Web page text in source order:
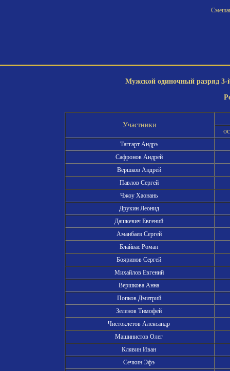
Мужской одиночный разряд 3-
Участники
Таггарт Андрэ
Сафронов Андрей
Вершков Андрей
Павлов Сергей
Чжоу Хаонань
Друкин Леонид
Дашкевич Евгений
Аманбаев Сергей
Блайвас Роман
Бояринов Сергей
Михайлов Евгений
Вершкова Анна
Попков Дмитрий
Зеленов Тимофей
Чистоклетов Александр
Машинистов Олег
Клявин Иван
Сечкин Эфэ